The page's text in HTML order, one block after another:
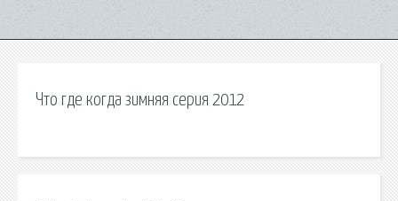
Что где когда зимняя серия 2012